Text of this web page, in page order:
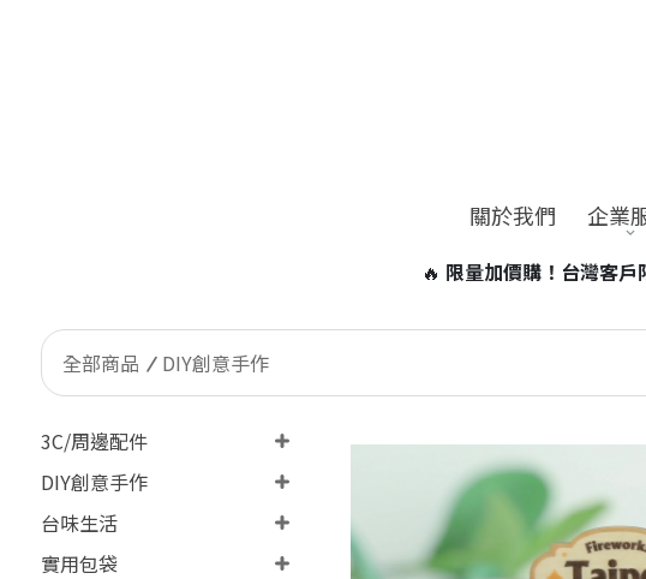
關於我們 企業
限量加價購！台灣客戶限定 ONLY Taiwan 加價99元即可帶走台灣小磁
全部商品 DIY創意手作
3C/周邊配件
DIY創意手作
台味生活
實用包袋